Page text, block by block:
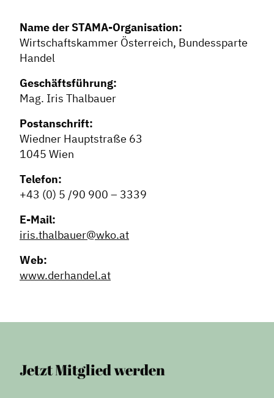
Dachverband
Geschichte des Dachverbandes
Vorstand
Mitglieder
Vorteile für Mitglieder
Veranstaltungen
Formate
Stadtraumgestaltung
Name der STAMA-Organisation:
Wirtschaftskammer Österreich, Bundessparte
Handel
Geschäftsführung:
Mag. Iris Thalbauer
Postanschrift:
Wiedner Hauptstraße 63
1045 Wien
Telefon:
+43 (0) 5 /90 900 – 3339
E-Mail:
iris.thalbauer@wko.at
Web:
www.derhandel.at
Jetzt Mitglied werden